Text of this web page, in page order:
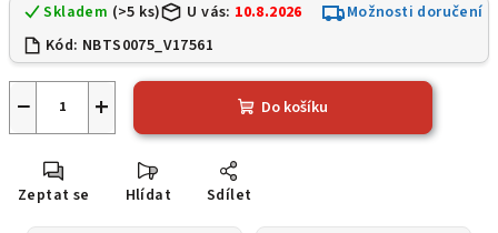
Skladem (>5 ks) U vás: 10.8.2026
Možnosti doručení
Kód: NBTS0075_V17561
+
− Do košíku
Zeptat se Hlídat Sdílet